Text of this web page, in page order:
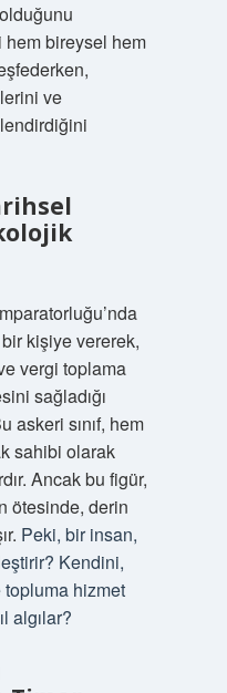
bireysel hem
ve
kişiye vererek,
vergi toplama
sağladığı
askeri sınıf, hem
sahibi olarak
Ancak bu figür,
ötesinde, derin
Peki, bir insan,
Kendini,
hizmet
algılar?